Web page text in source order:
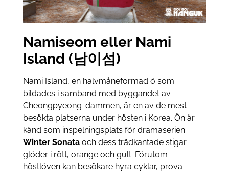
Namiseom eller Nami
Island (남이섬)
Nami Island, en halvmåneformad ö som
bildades i samband med byggandet av
Cheongpyeong-dammen, är en av de mest
besökta platserna under hösten i Korea. Ön är
känd som inspelningsplats för dramaserien
Winter Sonataoch dess trädkantade stigar
glöder i rött, orange och gult. Förutom
höstlöven kan besökare hyra cyklar, prova